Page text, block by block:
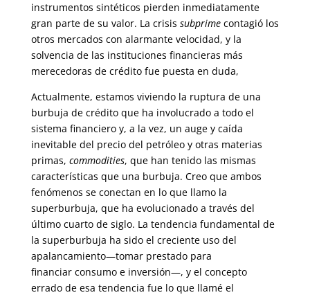
instrumentos sintéticos pierden inmediatamente
gran parte de su valor. La crisis subprimecontagió los
otros mercados con alarmante velocidad, y la
solvencia de las instituciones financieras más
merecedoras de crédito fue puesta en duda,
Actualmente, estamos viviendo la ruptura de una
burbuja de crédito que ha involucrado a todo el
sistema financiero y, a la vez, un auge y caída
inevitable del precio del petróleo y otras materias
primas, commodities, que han tenido las mismas
características que una burbuja. Creo que ambos
fenómenos se conectan en lo que llamo la
superburbuja, que ha evolucionado a través del
último cuarto de siglo. La tendencia fundamental de
la superburbuja ha sido el creciente uso del
apalancamiento—tomar prestado para
financiar consumo e inversión—, y el concepto
errado de esa tendencia fue lo que llamé el